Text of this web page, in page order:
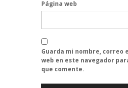
Página web
Guarda mi nombre, correo
web en este navegador
que comente.